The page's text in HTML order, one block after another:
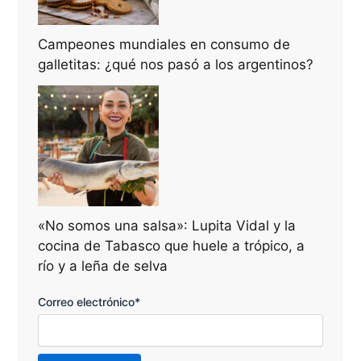
Campeones mundiales en consumo de
galletitas: ¿qué nos pasó a los argentinos?
«No somos una salsa»: Lupita Vidal y la
cocina de Tabasco que huele a trópico, a
río y a leña de selva
Correo electrónico*